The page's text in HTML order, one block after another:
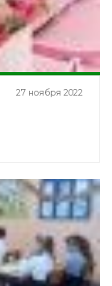
27 ноября 2022